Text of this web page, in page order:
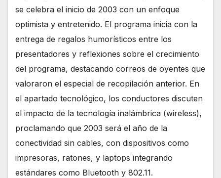
se celebra el inicio de 2003 con un enfoque
optimista y entretenido. El programa inicia con la
entrega de regalos humorísticos entre los
presentadores y reflexiones sobre el crecimiento
del programa, destacando correos de oyentes que
valoraron el especial de recopilación anterior. En
el apartado tecnológico, los conductores discuten
el impacto de la tecnología inalámbrica (wireless),
proclamando que 2003 será el año de la
conectividad sin cables, con dispositivos como
impresoras, ratones, y laptops integrando
estándares como Bluetooth y 802.11.